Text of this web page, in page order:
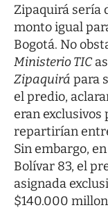
Zipaquirá sería
monto igual
Bogotá. No
Ministerio TIC
Zipaquirá para
el predio,
eran exclusivos
repartirían
Sin embargo,
Bolívar 83, el
asignada
$140.000